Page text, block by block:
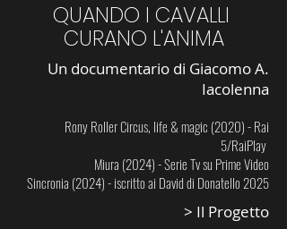
QUANDO I CAVALLI
CURANO L'ANIMA
Un documentario di Giacomo A.
Iacolenna
Rony Roller Circus, life & magic (2020) - Rai
5/RaiPlay
Miura (2024) - Serie Tv su Prime Video
Sincronia (2024) - iscritto ai David di Donatello 2025
> Il Progetto